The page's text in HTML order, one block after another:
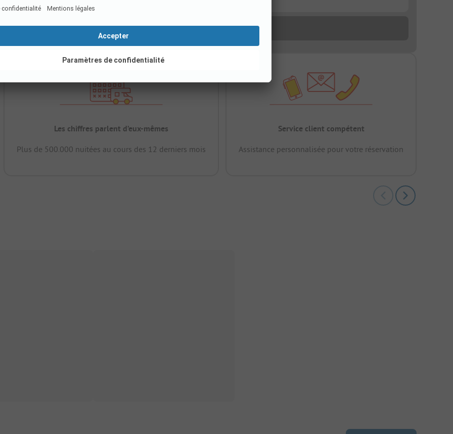
Les chiffres parlent d’eux-mêmes
Plus de 500.000 nuitées au cours des 12 derniers mois
Service client compétent
Assistance personnalisée pour votre réservation